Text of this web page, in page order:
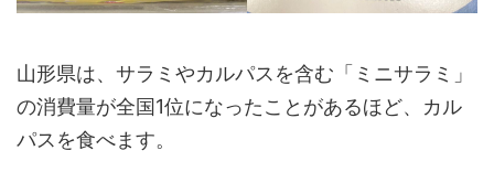
山形県は、サラミやカルパスを含む「ミニサラミ」
の消費量が全国1位になったことがあるほど、カル
パスを食べます。